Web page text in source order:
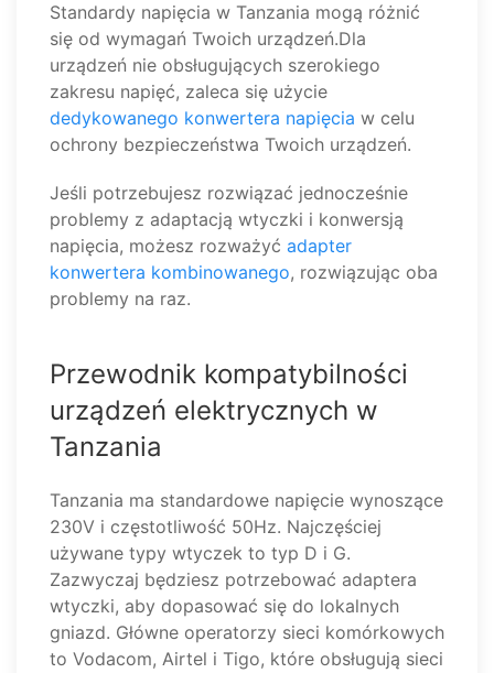
Standardy napięcia w Tanzania mogą różnić
się od wymagań Twoich urządzeń.Dla
urządzeń nie obsługujących szerokiego
zakresu napięć, zaleca się użycie
dedykowanego konwertera napięcia w celu
ochrony bezpieczeństwa Twoich urządzeń.
Jeśli potrzebujesz rozwiązać jednocześnie
problemy z adaptacją wtyczki i konwersją
napięcia, możesz rozważyć adapter
konwertera kombinowanego, rozwiązując oba
problemy na raz.
Przewodnik kompatybilności
urządzeń elektrycznych w
Tanzania
Tanzania ma standardowe napięcie wynoszące
230V i częstotliwość 50Hz. Najczęściej
używane typy wtyczek to typ D i G.
Zazwyczaj będziesz potrzebować adaptera
wtyczki, aby dopasować się do lokalnych
gniazd. Główne operatorzy sieci komórkowych
to Vodacom, Airtel i Tigo, które obsługują sieci